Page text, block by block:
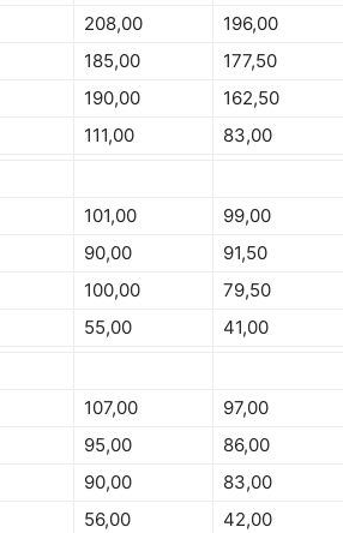
208,00 196,00
185,00 177,50
190,00 162,50
111,00 83,00
101,00 99,00
90,00 91,50
100,00 79,50
55,00 41,00
107,00 97,00
95,00 86,00
90,00 83,00
56,00 42,00